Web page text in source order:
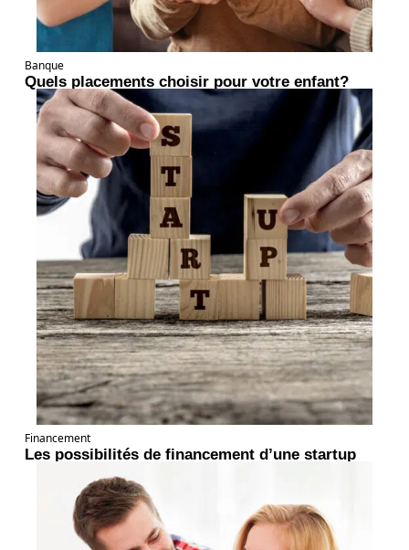
Banque
Quels placements choisir pour votre enfant?
Financement
Les possibilités de financement d’une startup